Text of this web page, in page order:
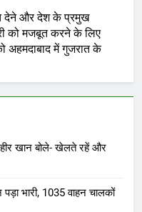
खान बोले- खेलते रहें और
भारी, 1035 वाहन चालकों